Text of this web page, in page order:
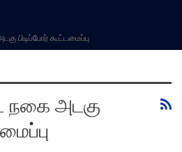
பிடிப்போர் கூட்டமைப்பு
நகை அடகு